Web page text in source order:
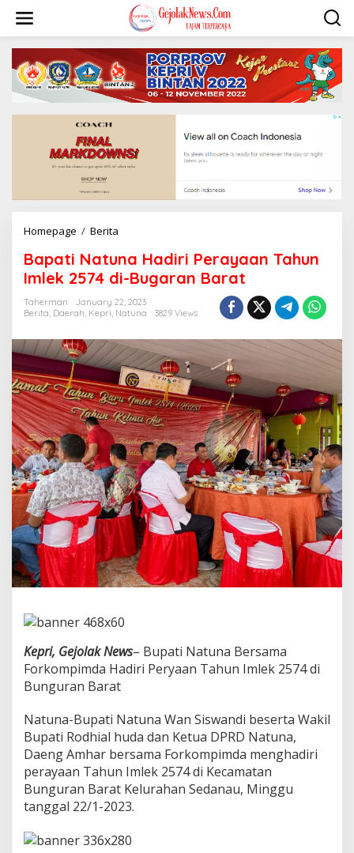
i
Homepage / Berita
p
a
t
i
N
t
u
n
a
H
a
d
i
r
i
P
e
r
a
y
a
a
n
a
h
n
I
m
e
2
5
7
4
d
i
B
Bapati Natuna Hadiri Perayaan Tahun
Imlek 2574 di-Bugaran Barat
Taherman
January 22, 2023
Berita, Daerah, Kepri, Natuna 3829 Views
Kepri, Gejolak News– Bupati Natuna Bersama
Forkompimda Hadiri Peryaan Tahun Imlek 2574 di
Bunguran Barat
Natuna-Bupati Natuna Wan Siswandi beserta Wakil
Bupati Rodhial huda dan Ketua DPRD Natuna,
Daeng Amhar bersama Forkompimda menghadiri
perayaan Tahun Imlek 2574 di Kecamatan
Bunguran Barat Kelurahan Sedanau, Minggu
tanggal 22/1-2023.